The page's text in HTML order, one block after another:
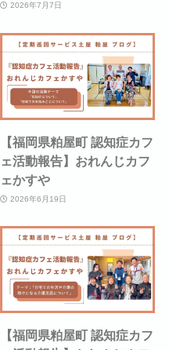
2026年7月7日
【福岡県粕屋町 認知症カフ
ェ活動報告】おれんじカフ
ェかすや
2026年6月19日
【福岡県粕屋町 認知症カフ